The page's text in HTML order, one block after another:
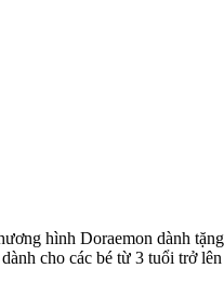
hình Doraemon dành
cho các bé từ 3 tuổi trở lên